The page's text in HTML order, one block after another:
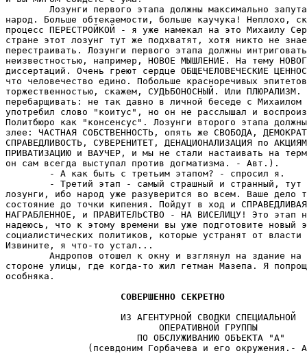
Лозунги первого этапа должны максимально
народ. Больше обтекаемости, больше каучука! Неплохо,
процесс ПЕРЕСТРОЙКОЙ - я уже намекал на это Михаилу
стране этот лозунг тут же подхватят, хотя никто не
перестраивать. Лозунги первого этапа должны
неизвестностью, например, НОВОЕ МЫШЛЕНИЕ. На тему
диссертаций. Очень греют сердце ОБЩЕЧЕЛОВЕЧЕСКИЕ
что человечество едино. Побольше красноречивых
торжественностью, скажем, СУДЬБОНОСНЫЙ. Или ПЛЮРАЛИЗМ.
перебарщивать: не так давно в личной беседе с Михаилом
употребил слово "коитус", но он не расслышал и
Политбюро как "консенсус". Лозунги второго этапа
злее: ЧАСТНАЯ СОБСТВЕННОСТЬ, опять же СВОБОДА,
СПРАВЕДЛИВОСТЬ, СУВЕРЕНИТЕТ, ДЕНАЦИОНАЛИЗАЦИЯ по
ПРИВАТИЗАЦИЮ и ВАУЧЕР, и мы не стали настаивать на
он сам всегда выступал против догматизма. - Авт.).
        - А как быть с третьим этапом? - спросил я.
- Третий этап - самый страшный и странный, тут
лозунги, ибо народ уже разуверится во всем. Ваше дело
состояние до точки кипения. Пойдут в ход и
НАГРАБЛЕННОЕ, и ПРАВИТЕЛЬСТВО - НА ВИСЕЛИЦУ! Это этап
надеюсь, что к этому времени вы уже подготовите новый
социалистических политиков, которые устранят от
Извините, я что-то устал...
Андропов отошел к окну и взглянул на здание на
стороне улицы, где когда-то жил гетман Мазепа. Я
особняка.
СОВЕРШЕННО СЕКРЕТНО
                     ИЗ АГЕНТУРНОЙ СВОДКИ СПЕЦИАЛЬНОЙ
                            ОПЕРАТИВНОЙ ГРУППЫ
                        ПО ОБСЛУЖИВАНИЮ ОБЪЕКТА "А"
(псевдоним Горбачева и его окружения.-